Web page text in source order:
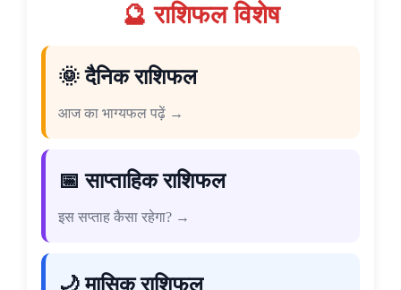
🔮 राशिफल विशेष
🌞 दैनिक राशिफल
आज का भाग्यफल पढ़ें →
📅 साप्ताहिक राशिफल
इस सप्ताह कैसा रहेगा? →
🌙 मासिक राशिफल